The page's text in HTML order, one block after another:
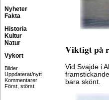
Nyheter
Fakta
Historia
Kultur
Natur
Vykort
Bilder
Uppdaterat/nytt
Kommentarer
Först, störst
Viktigt på
Vid Svajde i
bara skönt.